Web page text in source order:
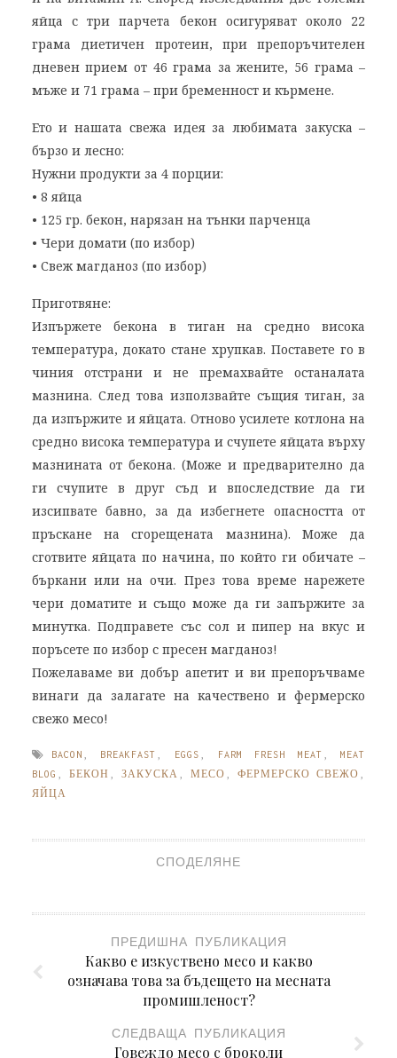
яйца с три парчета бекон осигуряват около 22
грама диетичен протеин, при препоръчителен
дневен прием от 46 грама за жените, 56 грама –
мъже и 71 грама – при бременност и кърмене.
Ето и нашата свежа идея за любимата закуска –
бързо и лесно:
Нужни продукти за 4 порции:
• 8 яйца
• 125 гр. бекон, нарязан на тънки парченца
• Чери домати (по избор)
• Свеж магданоз (по избор)
Приготвяне:
Изпържете бекона в тиган на средно висока
температура, докато стане хрупкав. Поставете го в
чиния отстрани и не премахвайте останалата
мазнина. След това използвайте същия тиган, за
да изпържите и яйцата. Отново усилете котлона на
средно висока температура и счупете яйцата върху
мазнината от бекона. (Може и предварително да
ги счупите в друг съд и впоследствие да ги
изсипвате бавно, за да избегнете опасността от
пръскане на сгорещената мазнина). Може да
сготвите яйцата по начина, по който ги обичате –
бъркани или на очи. През това време нарежете
чери доматите и също може да ги запържите за
минутка. Подправете със сол и пипер на вкус и
поръсете по избор с пресен магданоз!
Пожелаваме ви добър апетит и ви препоръчваме
винаги да залагате на качествено и фермерско
свежо месо!
BACON BREAKFAST EGGS FARM FRESH MEAT ,MEAT
BLOG
БЕКОН ЗАКУСКА ,МЕСО ,ФЕРМЕРСКО СВЕЖО
ЯЙЦА
СПОДЕЛЯНЕ
ПРЕДИШНА ПУБЛИКАЦИЯ
Какво е изкуствено месо и какво
означава това за бъдещето на месната
промишленост?
СЛЕДВАЩА ПУБЛИКАЦИЯ
Говеждо месо с броколи